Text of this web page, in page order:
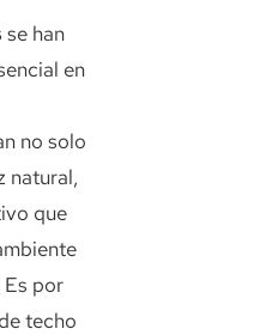
se han
en
no solo
natural,
que
por
techo